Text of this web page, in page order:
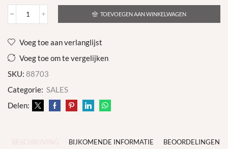
Sandalen
Camel
aantal
TOEVOEGEN AAN WINKELWAGEN
Voeg toe aan verlanglijst
Voeg toe om te vergelijken
SKU: 88703
Categorie: SALES
Delen:
BIJKOMENDE INFORMATIE BEOORDELINGEN